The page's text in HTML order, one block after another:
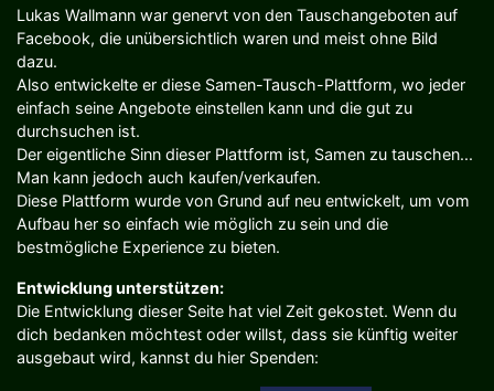
Lukas Wallmann war genervt von den Tauschangeboten auf
Facebook, die unübersichtlich waren und meist ohne Bild
dazu.
Also entwickelte er diese Samen-Tausch-Plattform, wo jeder
einfach seine Angebote einstellen kann und die gut zu
durchsuchen ist.
Der eigentliche Sinn dieser Plattform ist, Samen zu tauschen...
Man kann jedoch auch kaufen/verkaufen.
Diese Plattform wurde von Grund auf neu entwickelt, um vom
Aufbau her so einfach wie möglich zu sein und die
bestmögliche Experience zu bieten.
Entwicklung unterstützen:
Die Entwicklung dieser Seite hat viel Zeit gekostet. Wenn du
dich bedanken möchtest oder willst, dass sie künftig weiter
ausgebaut wird, kannst du hier Spenden: